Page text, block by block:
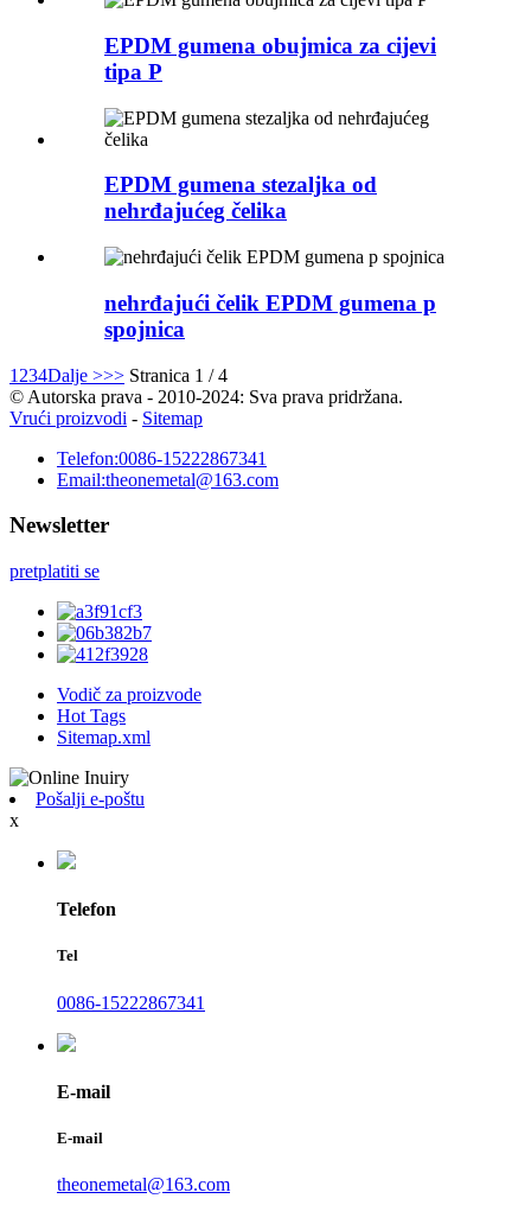
EPDM gumena obujmica za cijevi
tipa P
EPDM gumena stezaljka od
nehrđajućeg čelika
nehrđajući čelik EPDM gumena p
spojnica
1 234Dalje >>> Stranica 1 / 4
© Autorska prava - 2010-2024: Sva prava pridržana.
Vrući proizvodi - Sitemap
Telefon:0086-15222867341
Email:theonemetal@163.com
Newsletter
pretplatiti se
Vodič za proizvode
Hot Tags
Sitemap.xml
Pošalji e-poštu
x
Telefon
Tel
0086-15222867341
E-mail
E-mail
theonemetal@163.com